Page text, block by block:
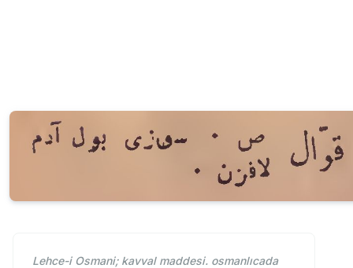
Lehce-i Osmani; kavval maddesi. osmanlıcada